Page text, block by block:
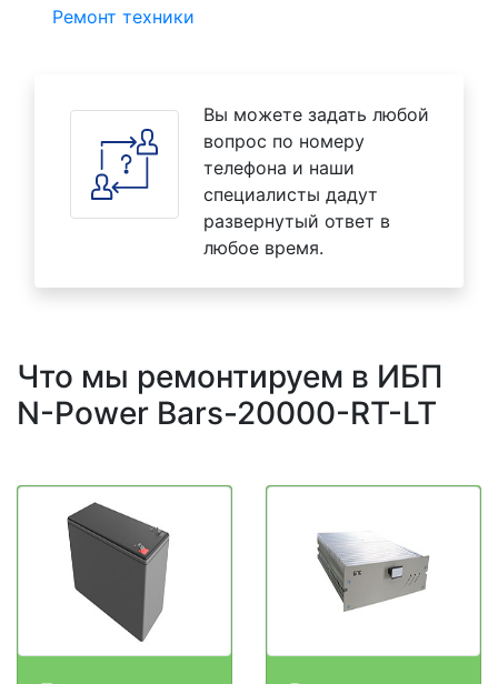
Ремонт техники
Вы можете задать любой
вопрос по номеру
телефона и наши
специалисты дадут
развернутый ответ в
любое время.
Что мы ремонтируем в ИБП
N-Power Bars-20000-RT-LT